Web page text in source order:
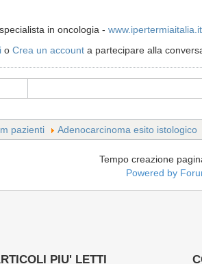
in oncologia - www.ipertermiaitalia.it
o Crea un account a partecipare alla
pazienti Adenocarcinoma esito istologico
Tempo creazione
Powered by
PIU' LETTI